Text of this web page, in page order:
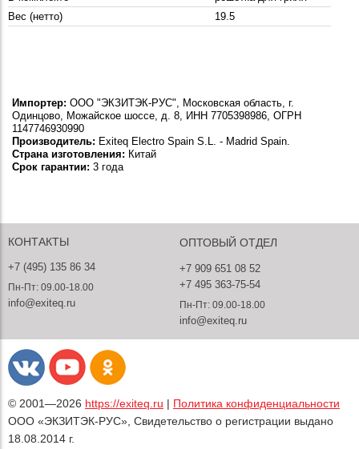
Вес (нетто)
19.5
Импортер: ООО "ЭКЗИТЭК-РУС", Московская область, г.
Одинцово, Можайское шоссе, д. 8, ИНН 7705398986, ОГРН
1147746930990
Производитель: Exiteq Electro Spain S.L. - Madrid Spain.
Страна изготовления: Китай
Срок гарантии: 3 года
КОНТАКТЫ
+7 (495) 135 86 34
Пн-Пт: 09.00-18.00
info@exiteq.ru
ОПТОВЫЙ ОТДЕЛ
+7 909 651 08 52
+7 495 363-75-54
Пн-Пт: 09.00-18.00
info@exiteq.ru
© 2001—2026 https://exiteq.ru | Политика конфиденциальности
ООО «ЭКЗИТЭК-РУС», Свидетельство о регистрации выдано
18.08.2014 г.